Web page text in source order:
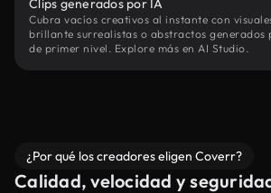
Clips generados por IA
Cubra vacíos creativos al instante con
brillante surrealistas o abstractos generados
de primer nivel. Explore más en AI Studio.
¿Por qué los creadores eligen Coverr?
Calidad, velocidad y